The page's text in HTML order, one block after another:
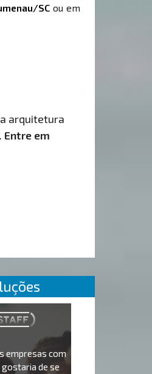
SCou em
arquitetura
Entre em
empresas com
gostaria de se